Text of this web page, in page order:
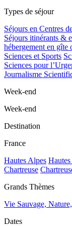
Types de séjour
Séjours en Centres
Séjours itinérants &
hébergement en gîte
Sciences et Sports
Sciences pour
Journalisme
Week-end
Week-end
Destination
France
Hautes Alpes
Chartreuse
Grands Thèmes
Vie Sauvage,
Dates